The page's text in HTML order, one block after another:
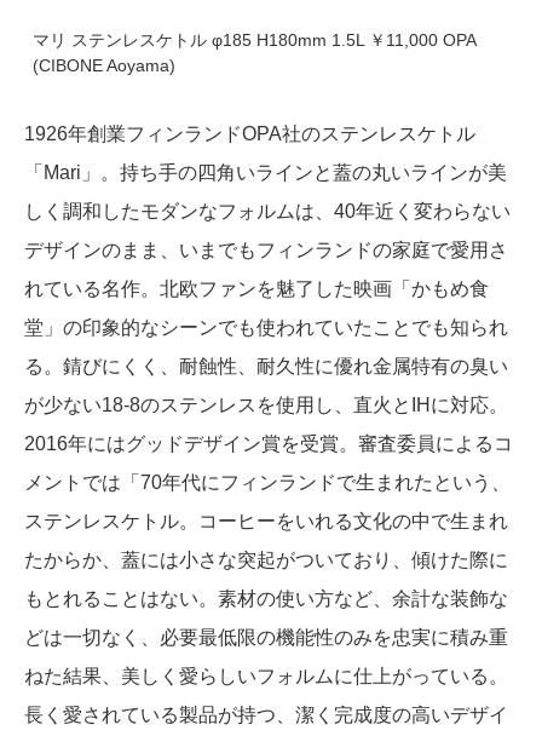
マリ ステンレスケトル φ185 H180mm 1.5L ￥11,000 OPA
(CIBONE Aoyama)
1926年創業フィンランドOPA社のステンレスケトル
「Mari」。持ち手の四角いラインと蓋の丸いラインが美
しく調和したモダンなフォルムは、40年近く変わらない
デザインのまま、いまでもフィンランドの家庭で愛用さ
れている名作。北欧ファンを魅了した映画「かもめ食
堂」の印象的なシーンでも使われていたことでも知られ
る。錆びにくく、耐蝕性、耐久性に優れ金属特有の臭い
が少ない18-8のステンレスを使用し、直火とIHに対応。
2016年にはグッドデザイン賞を受賞。審査委員によるコ
メントでは「70年代にフィンランドで生まれたという、
ステンレスケトル。コーヒーをいれる文化の中で生まれ
たからか、蓋には小さな突起がついており、傾けた際に
もとれることはない。素材の使い方など、余計な装飾な
どは一切なく、必要最低限の機能性のみを忠実に積み重
ねた結果、美しく愛らしいフォルムに仕上がっている。
長く愛されている製品が持つ、潔く完成度の高いデザイ